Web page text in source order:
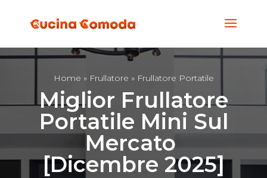
Home » Frullatore » Frullatore Portatile
Miglior Frullatore
Portatile Mini Sul
Mercato
[Dicembre 2025]